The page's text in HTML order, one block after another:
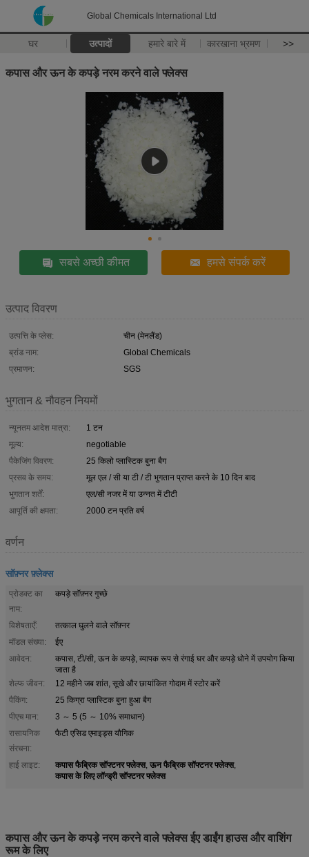
Global Chemicals International Ltd
घर उत्पादों हमारे बारे में कारखाना भ्रमण >>
कपास और ऊन के कपड़े नरम करने वाले फ्लेक्स
सबसे अच्छी कीमत हमसे संपर्क करें
उत्पाद विवरण
उत्पत्ति के प्लेस:
चीन (मेनलैंड)
ब्रांड नाम:
Global Chemicals
प्रमाणन:
SGS
भुगतान & नौवहन नियमों
न्यूनतम आदेश मात्रा:
1 टन
मूल्य:
negotiable
पैकेजिंग विवरण:
25 किलो प्लास्टिक बुना बैग
प्रसव के समय:
मूल एल / सी या टी / टी भुगतान प्राप्त करने के 10 दिन बाद
भुगतान शर्तें:
एल/सी नजर में या उन्नत में टीटी
आपूर्ति की क्षमता:
2000 टन प्रति वर्ष
वर्णन
सॉफ़्नर फ़्लेक्स
प्रोडक्ट का
नाम:
कपड़े सॉफ़्नर गुच्छे
विशेषताएँ:
तत्काल घुलने वाले सॉफ़्नर
मॉडल संख्या:
ईए
आवेदन:
कपास, टी/सी, ऊन के कपड़े, व्यापक रूप से रंगाई घर और कपड़े धोने में उपयोग किया
जाता है
शेल्फ जीवन:
12 महीने जब शांत, सूखे और छायांकित गोदाम में स्टोर करें
पैकिंग:
25 किग्रा प्लास्टिक बुना हुआ बैग
पीएच मान:
3 ～ 5 (5 ～ 10% समाधान)
रासायनिक
संरचना:
फैटी एसिड एमाइड्स यौगिक
हाई लाइट: कपास फैब्रिक सॉफ्टनर फ्लेक्स, ऊन फैब्रिक सॉफ्टनर फ्लेक्स,
कपास के लिए लॉन्ड्री सॉफ्टनर फ्लेक्स
कपास और ऊन के कपड़े नरम करने वाले फ्लेक्स ईए डाईंग हाउस और वाशिंग
रूम के लिए